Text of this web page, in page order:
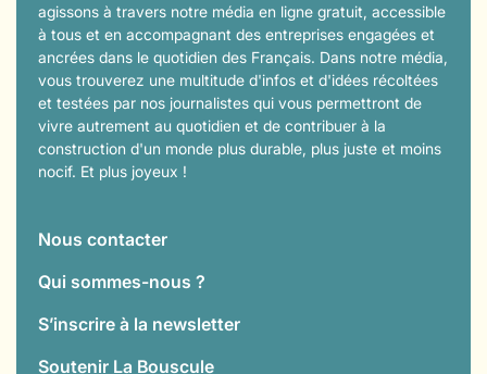
agissons à travers notre média en ligne gratuit, accessible
à tous et en accompagnant des entreprises engagées et
ancrées dans le quotidien des Français. Dans notre média,
vous trouverez une multitude d'infos et d'idées récoltées
et testées par nos journalistes qui vous permettront de
vivre autrement au quotidien et de contribuer à la
construction d'un monde plus durable, plus juste et moins
nocif. Et plus joyeux !
Nous contacter
Qui sommes-nous ?
S’inscrire à la newsletter
Soutenir La Bouscule